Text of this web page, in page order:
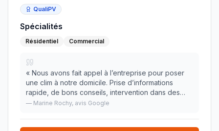
QualiPV
Spécialités
Résidentiel Commercial
« Nous avons fait appel à l’entreprise pour poser
une clim à notre domicile. Prise d’informations
rapide, de bons conseils, intervention dans des
délais très convenable et un travail réalisé avec
— Marine Rochy, avis Google